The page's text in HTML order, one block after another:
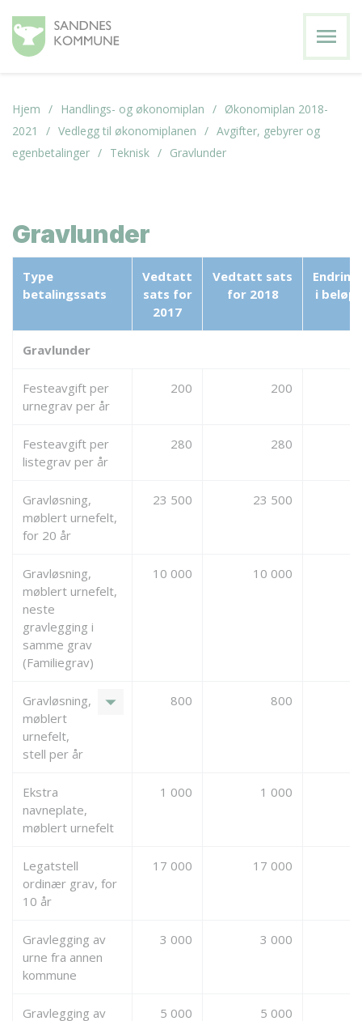
menu
Hjem Handlings- og økonomiplan
Økonomiplan 2018-
2021
Vedlegg til økonomiplanen
Avgifter, gebyrer og
egenbetalinger
Teknisk Gravlunder
Gravlunder
Type
betalingssats
Vedtatt
sats for
2017
Vedtatt sats
for 2018
Endring
i beløp
Gravlunder
Festeavgift per
urnegrav per år
200 200
Festeavgift per
listegrav per år
280 280
Gravløsning,
møblert urnefelt,
for 20 år
23 500 23 500
Gravløsning,
møblert urnefelt,
neste
gravlegging i
samme grav
(Familiegrav)
10 000 10 000
Gravløsning,
møblert
urnefelt,
stell per år
arrow_drop_down 800 800
Ekstra
navneplate,
møblert urnefelt
1 000 1 000
Legatstell
ordinær grav, for
10 år
17 000 17 000
Gravlegging av
urne fra annen
kommune
3 000 3 000
Gravlegging av
5 000 5 000